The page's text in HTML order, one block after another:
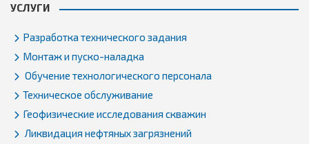
УСЛУГИ
Разработка технического задания
Монтаж и пуско-наладка
Обучение технологического персонала
Техническое обслуживание
Геофизические исследования скважин
Ликвидация нефтяных загрязнений